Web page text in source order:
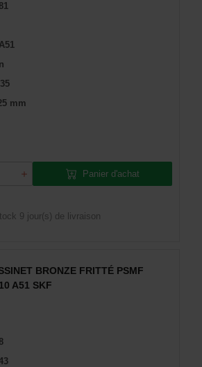
35
mm
Panier d'achat
9 jour(s) de livraison
BRONZE FRITTÉ PSMF
A51 SKF